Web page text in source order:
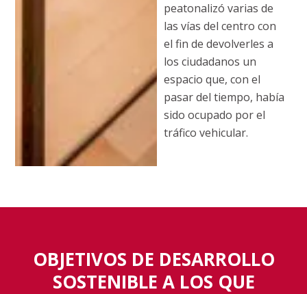
peatonalizó varias de
las vías del centro con
el fin de devolverles a
los ciudadanos un
espacio que, con el
pasar del tiempo, había
sido ocupado por el
tráfico vehicular.
OBJETIVOS DE DESARROLLO
SOSTENIBLE A LOS QUE